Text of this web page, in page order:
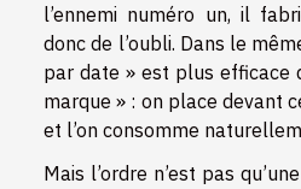
l’ennemi numéro un, il
donc de l’oubli. Dans le
par date » est plus efficace
marque » : on place devant
et l’on consomme
Mais l’ordre n’est pas